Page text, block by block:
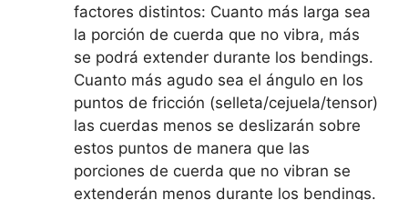
factores distintos: Cuanto más larga sea
la porción de cuerda que no vibra, más
se podrá extender durante los bendings.
Cuanto más agudo sea el ángulo en los
puntos de fricción (selleta/cejuela/tensor)
las cuerdas menos se deslizarán sobre
estos puntos de manera que las
porciones de cuerda que no vibran se
extenderán menos durante los bendings.